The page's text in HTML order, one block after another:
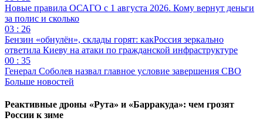
Новые правила ОСАГО с 1 августа 2026. Кому вернут деньги
за полис и сколько
03 : 26
Бензин «обнулён», склады горят: какРоссия зеркально
ответила Киеву на атаки по гражданской инфраструктуре
00 : 35
Генерал Соболев назвал главное условие завершения СВО
Больше новостей
Реактивные дроны «Рута» и «Барракуда»: чем грозят
России к зиме